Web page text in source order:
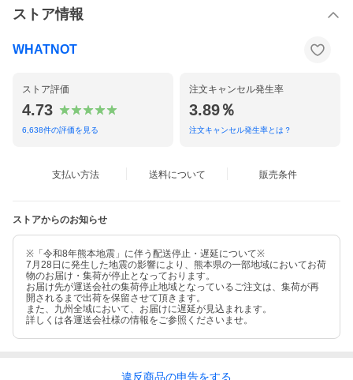
ストア情報
WHATNOT
ストア評価
4.73
6,638件の評価を見る
注文キャンセル発生率
3.89％
注文キャンセル発生率とは？
支払い方法 送料について 販売条件
ストアからのお知らせ
※「令和8年熊本地震」に伴う配送停止・遅延について※
7月28日に発生した地震の影響により、熊本県の一部地域においてお荷
物のお届け・集荷が停止となっております。
お届け先が運送会社の集荷停止地域となっているご注文は、集荷が再
開されるまで出荷を保留させて頂きます。
また、九州全域において、お届けに遅延が見込まれます。
詳しくは各運送会社様の情報をご参照くださいませ。
違反商品の申告をする